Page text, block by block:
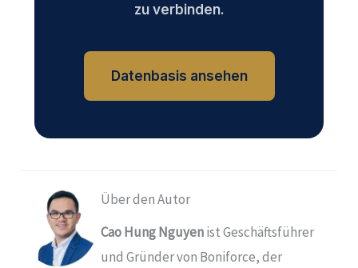
zu verbinden.
Datenbasis ansehen
Über den Autor
Cao Hung Nguyenist Geschäftsführer
und Gründer von Boniforce, der